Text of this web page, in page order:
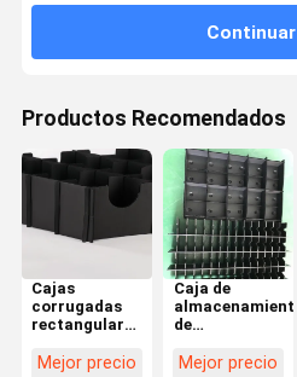
Continuar
Productos Recomendados
Cajas
corrugadas
rectangulares
de partición
Mejor precio
Caja de
almacenamiento
de
impermeable
Mejor precio